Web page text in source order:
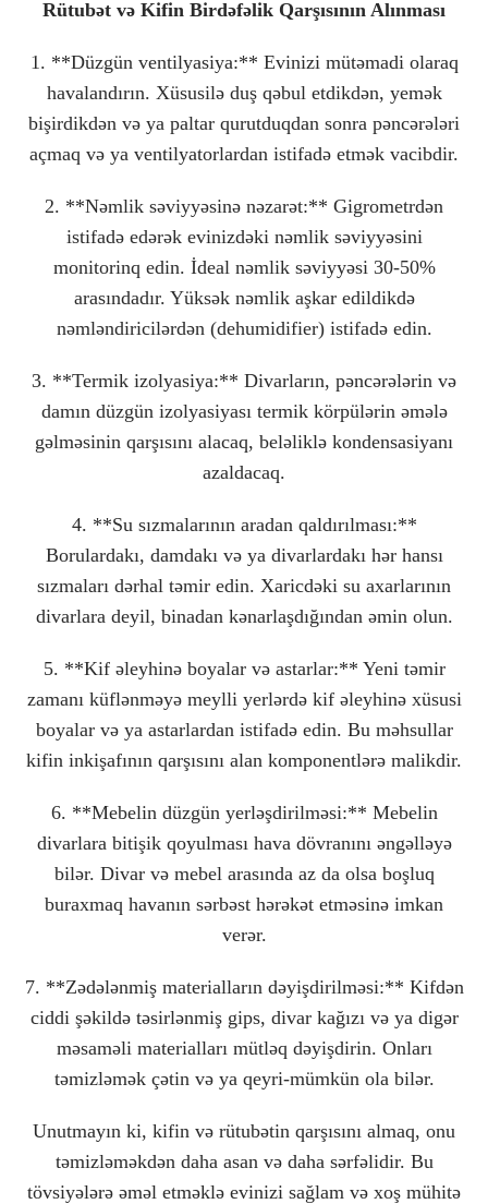
Rütubət və Kifin Birdəfəlik Qarşısının Alınması
1. **Düzgün ventilyasiya:** Evinizi mütəmadi olaraq
havalandırın. Xüsusilə duş qəbul etdikdən, yemək
bişirdikdən və ya paltar qurutduqdan sonra pəncərələri
açmaq və ya ventilyatorlardan istifadə etmək vacibdir.
2. **Nəmlik səviyyəsinə nəzarət:** Gigrometrdən
istifadə edərək evinizdəki nəmlik səviyyəsini
monitorinq edin. İdeal nəmlik səviyyəsi 30-50%
arasındadır. Yüksək nəmlik aşkar edildikdə
nəmləndiricilərdən (dehumidifier) istifadə edin.
3. **Termik izolyasiya:** Divarların, pəncərələrin və
damın düzgün izolyasiyası termik körpülərin əmələ
gəlməsinin qarşısını alacaq, beləliklə kondensasiyanı
azaldacaq.
4. **Su sızmalarının aradan qaldırılması:**
Borulardakı, damdakı və ya divarlardakı hər hansı
sızmaları dərhal təmir edin. Xaricdəki su axarlarının
divarlara deyil, binadan kənarlaşdığından əmin olun.
5. **Kif əleyhinə boyalar və astarlar:** Yeni təmir
zamanı küflənməyə meylli yerlərdə kif əleyhinə xüsusi
boyalar və ya astarlardan istifadə edin. Bu məhsullar
kifin inkişafının qarşısını alan komponentlərə malikdir.
6. **Mebelin düzgün yerləşdirilməsi:** Mebelin
divarlara bitişik qoyulması hava dövranını əngəlləyə
bilər. Divar və mebel arasında az da olsa boşluq
buraxmaq havanın sərbəst hərəkət etməsinə imkan
verər.
7. **Zədələnmiş materialların dəyişdirilməsi:** Kifdən
ciddi şəkildə təsirlənmiş gips, divar kağızı və ya digər
məsaməli materialları mütləq dəyişdirin. Onları
təmizləmək çətin və ya qeyri-mümkün ola bilər.
Unutmayın ki, kifin və rütubətin qarşısını almaq, onu
təmizləməkdən daha asan və daha sərfəlidir. Bu
tövsiyələrə əməl etməklə evinizi sağlam və xoş mühitə